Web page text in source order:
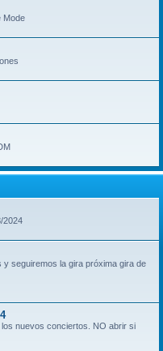
Mode
2024
seguiremos la gira próxima gira de
nuevos conciertos. NO abrir si